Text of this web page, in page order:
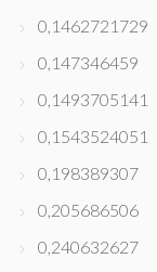
0,1462721729
0,147346459
0,1493705141
0,1543524051
0,198389307
0,205686506
0,240632627